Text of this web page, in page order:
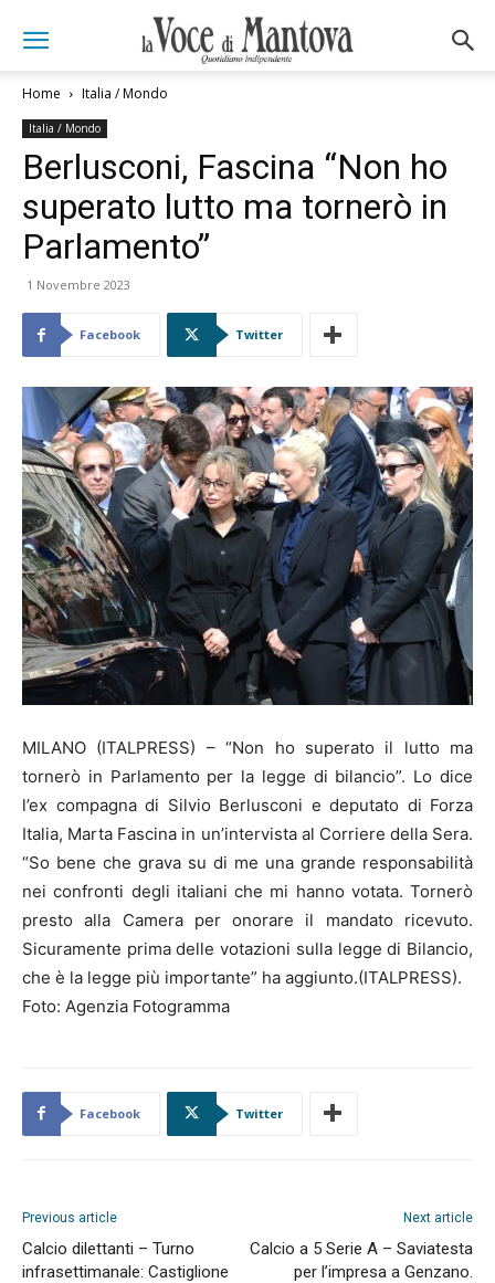
Home Italia / Mondo
Italia / Mondo
Berlusconi, Fascina “Non ho
superato lutto ma tornerò in
Parlamento”
1 Novembre 2023
Facebook Twitter
MILANO (ITALPRESS) – “Non ho superato il lutto ma
tornerò in Parlamento per la legge di bilancio”. Lo dice
l’ex compagna di Silvio Berlusconi e deputato di Forza
Italia, Marta Fascina in un’intervista al Corriere della Sera.
“So bene che grava su di me una grande responsabilità
nei confronti degli italiani che mi hanno votata. Tornerò
presto alla Camera per onorare il mandato ricevuto.
Sicuramente prima delle votazioni sulla legge di Bilancio,
che è la legge più importante” ha aggiunto.(ITALPRESS).
Foto: Agenzia Fotogramma
Facebook Twitter
Previous article
Calcio dilettanti – Turno
infrasettimanale: Castiglione
Next article
Calcio a 5 Serie A – Saviatesta
per l’impresa a Genzano.